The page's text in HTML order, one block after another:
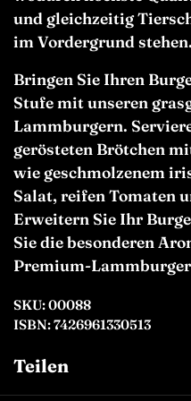
und gleichzeitig
im Vordergrund stehen.
Bringen Sie Ihren
Stufe mit unseren
Lammburgern.
gerösteten Brötchen
wie geschmolzenem
Salat, reifen Tomaten
Erweitern Sie Ihr
Sie die besonderen
Premium-
SKU: 00088
ISBN: 7426961330513
Teilen